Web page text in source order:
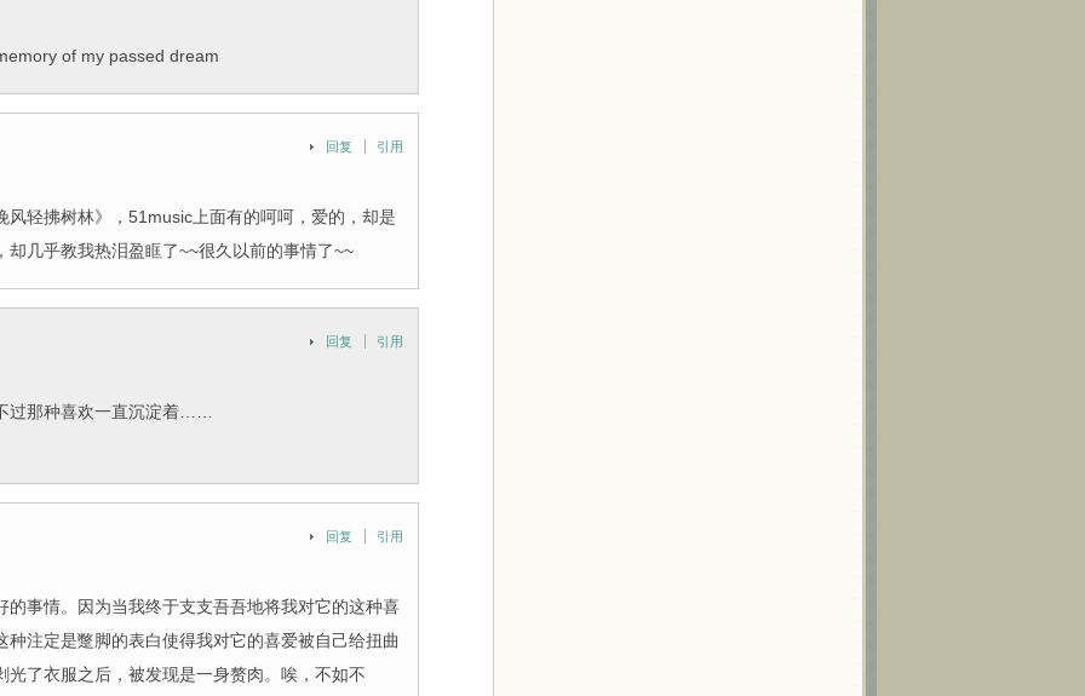
of my passed dream
回复 引用
风轻拂树林》，51music上面有的呵呵，爱的，却是
却几乎教我热泪盈眶了~~很久以前的事情了~~
回复 引用
过那种喜欢一直沉淀着……
回复 引用
的事情。因为当我终于支支吾吾地将我对它的这种喜
注定是蹩脚的表白使得我对它的喜爱被自己给扭曲
光了衣服之后，被发现是一身赘肉。唉，不如不